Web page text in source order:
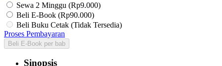
Sewa 2 Minggu (Rp9.000)
Beli E-Book (Rp90.000)
Beli Buku Cetak (Tidak Tersedia)
Proses Pembayaran
Beli E-Book per bab
Sinopsis